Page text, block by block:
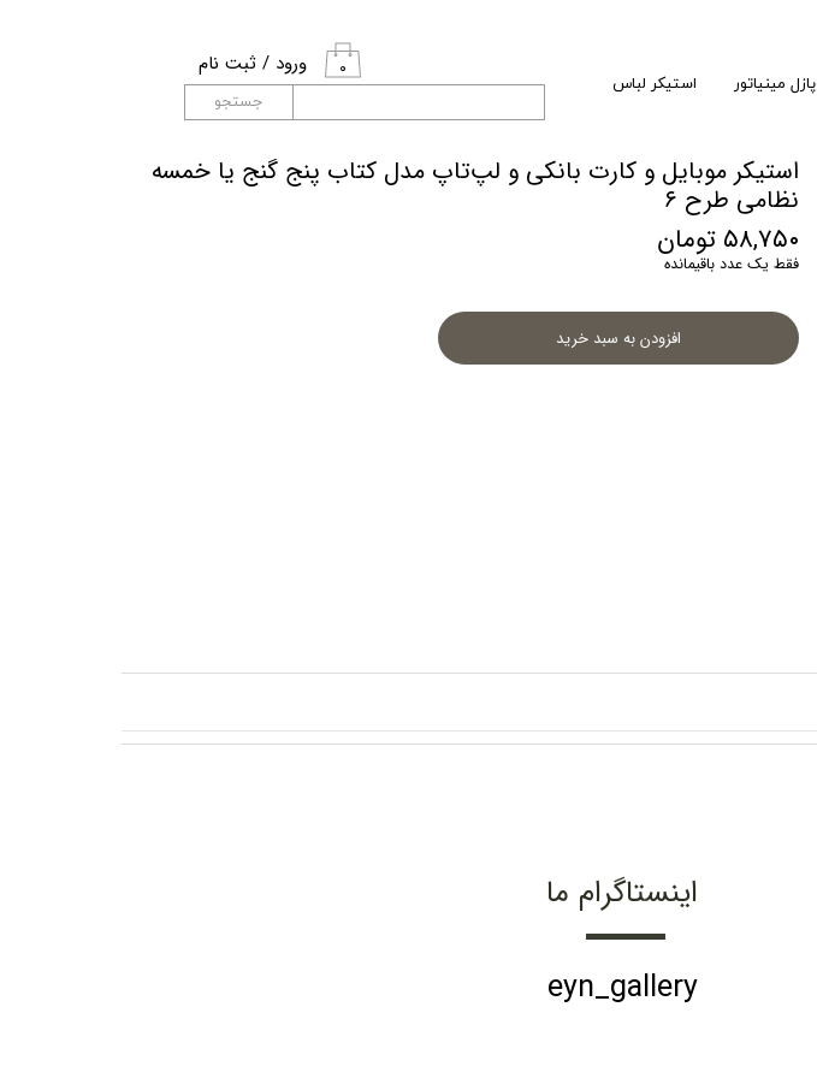
۰ ورود / ثبت نام
حساب کاربری من
تغییر گذر واژه
پازل مینیاتور
استیکر لباس
جستجو
استیکر موبایل و کارت بانکی و لپ‌تاپ مدل کتاب پنج گنج یا خمسه
نظامی طرح ۶
۵۸,۷۵۰ تومان
فقط یک عدد باقیمانده
افزودن به سبد خرید
اینستاگرام ما
eyn_gallery